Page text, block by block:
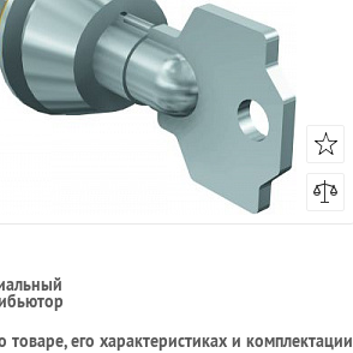
его характеристиках и комплектации